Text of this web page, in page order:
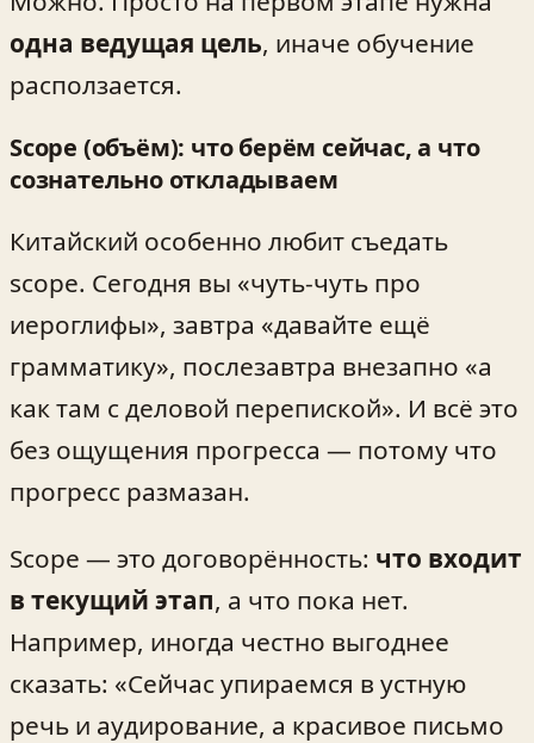
одна ведущая цель, иначе обучение
расползается.
Scope (объём): что берём сейчас, а что
сознательно откладываем
Китайский особенно любит съедать
scope. Сегодня вы «чуть-чуть про
иероглифы», завтра «давайте ещё
грамматику», послезавтра внезапно «а
как там с деловой перепиской». И всё это
без ощущения прогресса — потому что
прогресс размазан.
Scope — это договорённость: что входит
в текущий этап, а что пока нет.
Например, иногда честно выгоднее
сказать: «Сейчас упираемся в устную
речь и аудирование, а красивое письмо